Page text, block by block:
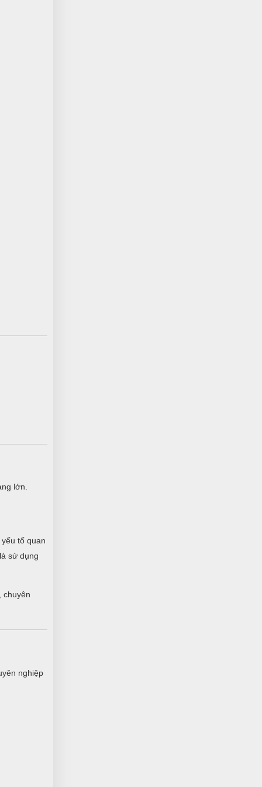
lớn.
tố quan
sử dụng
chuyên
nghiệp